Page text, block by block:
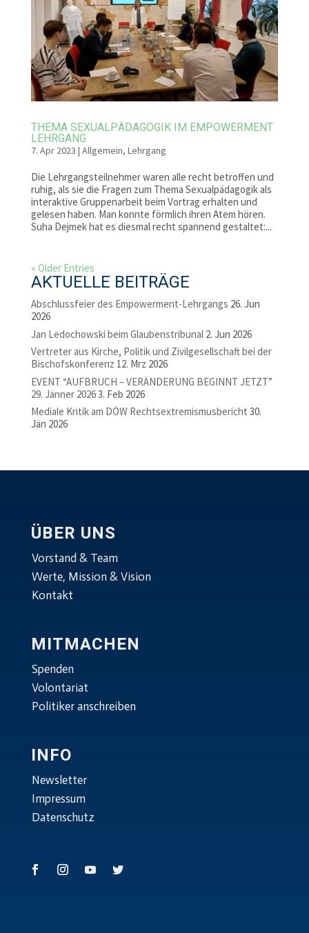
THEMA SEXUALPÄDAGOGIK IM EMPOWERMENT
LEHRGANG
7. Apr 2023 | Allgemein, Lehrgang
Die Lehrgangsteilnehmer waren alle recht betroffen und
ruhig, als sie die Fragen zum Thema Sexualpädagogik als
interaktive Gruppenarbeit beim Vortrag erhalten und
gelesen haben. Man konnte förmlich ihren Atem hören.
Suha Dejmek hat es diesmal recht spannend gestaltet:...
« Older Entries
AKTUELLE BEITRÄGE
Abschlussfeier des Empowerment-Lehrgangs 26. Jun
2026
Jan Ledochowski beim Glaubenstribunal 2. Jun 2026
Vertreter aus Kirche, Politik und Zivilgesellschaft bei der
Bischofskonferenz 12. Mrz 2026
EVENT “AUFBRUCH – VERÄNDERUNG BEGINNT JETZT”
29. Jänner 20263. Feb 2026
Mediale Kritik am DÖW Rechtsextremismusbericht 30.
Jän 2026
ÜBER UNS
Vorstand & Team
Werte, Mission & Vision
Kontakt
MITMACHEN
Spenden
Volontariat
Politiker anschreiben
INFO
Newsletter
Impressum
Datenschutz